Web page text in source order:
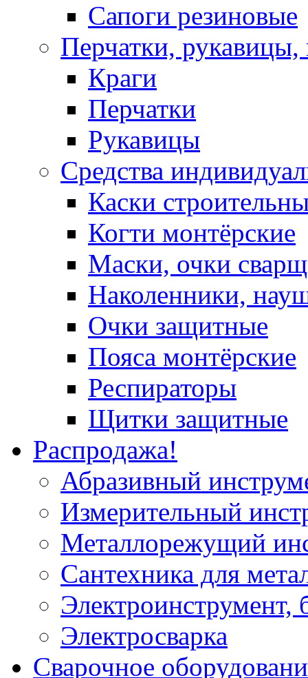
Сапоги резиновые
Перчатки, рукавицы,
Краги
Перчатки
Рукавицы
Средства
Каски
Когти монтёрские
Маски, очки
Наколенники,
Очки защитные
Пояса монтёрские
Респираторы
Щитки защитные
Распродажа!
Абразивный
Измерительный
Металлорежущий
Сантехника для
Электроинструмент,
Электросварка
Сварочное